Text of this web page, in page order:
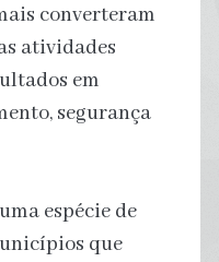
converteram
atividades
em
segurança
espécie de
que